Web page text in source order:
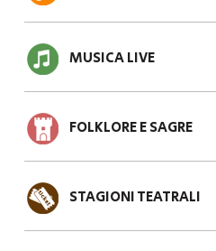
MUSICA LIVE
FOLKLORE E SAGRE
STAGIONI TEATRALI